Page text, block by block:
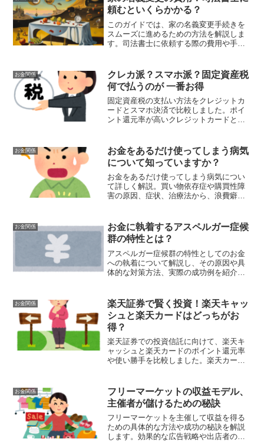
頼むといくらかかる？
このガイドでは、家の名義変更手続きを
スムーズに進めるための方法を解説しま
す。司法書士に依頼する際の費用や手続
の注意点とリスクについて詳しく説明し
ます。
お金関係
クレカ派？スマホ派？固定資産税
何で払うのが 一番お得
固定資産税の支払い方法をクレジットカ
ードとスマホ決済で比較しました。ポイ
ント還元率が高いクレジットカードと、
す。
お金関係
お金をあるだけ使ってしまう病気
について知っていますか？
お金をあるだけ使ってしまう病気につい
て詳しく解説。買い物依存症や購買性障
害の原因、症状、治療法から、浪費癖を
を提供します。
お金関係
お金に執着するアスペルガー症候
群の特性とは？
アスペルガー症候群の特性としてのお金
への執着について解説し、その原因や具
体的な対策方法、実際の成功例を紹介し
お金関係
楽天証券で賢く投資！楽天キャッ
シュと楽天カードはどっちがお
得？
楽天証券での投資信託に向けて、楽天キ
ャッシュと楽天カードのポイント還元率
や使い勝手を比較しました。楽天カード
適な選択肢を見つけましょう。
お金関係
フリーマーケットの収益モデル、
主催者が儲けるための秘訣
フリーマーケットを主催して収益を得る
ための具体的な方法や成功の秘訣を解説
します。効果的な広告戦略や出店者の募